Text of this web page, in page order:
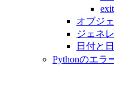
オブジ
ジェネ
日付と
Pythonのエラ